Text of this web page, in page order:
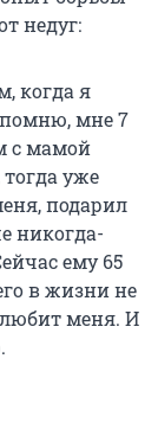
недуг:
когда я
помню, мне 7
с мамой
тогда уже
подарил
никогда-
ему 65
в жизни не
меня. И